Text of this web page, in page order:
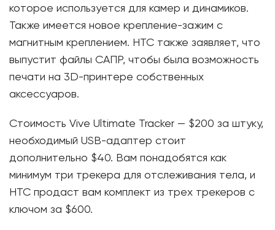
которое используется для камер и динамиков.
Также имеется новое крепление-зажим с
магнитным креплением. HTC также заявляет, что
выпустит файлы САПР, чтобы была возможность
печати на 3D-принтере собственных
аксессуаров.
Стоимость Vive Ultimate Tracker — $200 за штуку,
необходимый USB-адаптер стоит
дополнительно $40. Вам понадобятся как
минимум три трекера для отслеживания тела, и
HTC продаст вам комплект из трех трекеров с
ключом за $600.